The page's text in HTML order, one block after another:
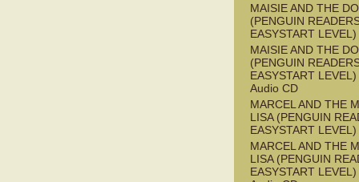
MAISIE AND THE
(PENGUIN
EASYSTART
MAISIE AND THE
(PENGUIN
EASYSTART
Audio CD
MARCEL AND THE
LISA (PENGUIN
EASYSTART
MARCEL AND THE
LISA (PENGUIN
EASYSTART